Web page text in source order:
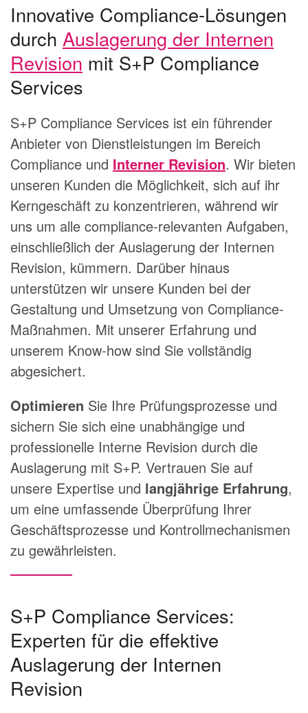
Innovative Compliance-Lösungen
durch Auslagerung der Internen
Revision mit S+P Compliance
Services
S+P Compliance Services ist ein führender
Anbieter von Dienstleistungen im Bereich
Compliance und Interner Revision. Wir bieten
unseren Kunden die Möglichkeit, sich auf ihr
Kerngeschäft zu konzentrieren, während wir
uns um alle compliance-relevanten Aufgaben,
einschließlich der Auslagerung der Internen
Revision, kümmern. Darüber hinaus
unterstützen wir unsere Kunden bei der
Gestaltung und Umsetzung von Compliance-
Maßnahmen. Mit unserer Erfahrung und
unserem Know-how sind Sie vollständig
abgesichert.
Optimieren Sie Ihre Prüfungsprozesse und
sichern Sie sich eine unabhängige und
professionelle Interne Revision durch die
Auslagerung mit S+P. Vertrauen Sie auf
unsere Expertise und langjährige Erfahrung,
um eine umfassende Überprüfung Ihrer
Geschäftsprozesse und Kontrollmechanismen
zu gewährleisten.
S+P Compliance Services:
Experten für die effektive
Auslagerung der Internen
Revision